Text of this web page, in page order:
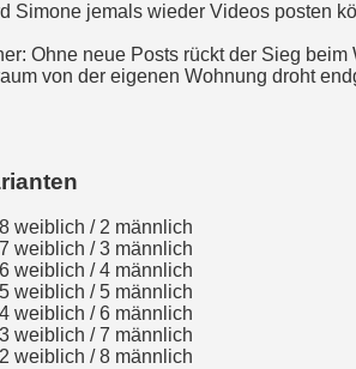
Simone jemals wieder Videos posten
Ohne neue Posts rückt der Sieg beim
von der eigenen Wohnung droht
weiblich / 2 männlich
weiblich / 3 männlich
weiblich / 4 männlich
weiblich / 5 männlich
weiblich / 6 männlich
weiblich / 7 männlich
weiblich / 8 männlich